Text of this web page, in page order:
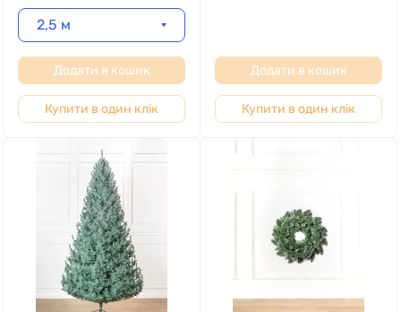
2,5 м
Додати в кошик
Купити в один клік
Додати в кошик
Купити в один клік